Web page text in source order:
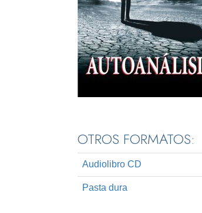
OTROS FORMATOS:
Audiolibro CD
Pasta dura